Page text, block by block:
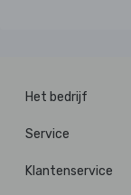
Het bedrijf
Service
Klantenservice